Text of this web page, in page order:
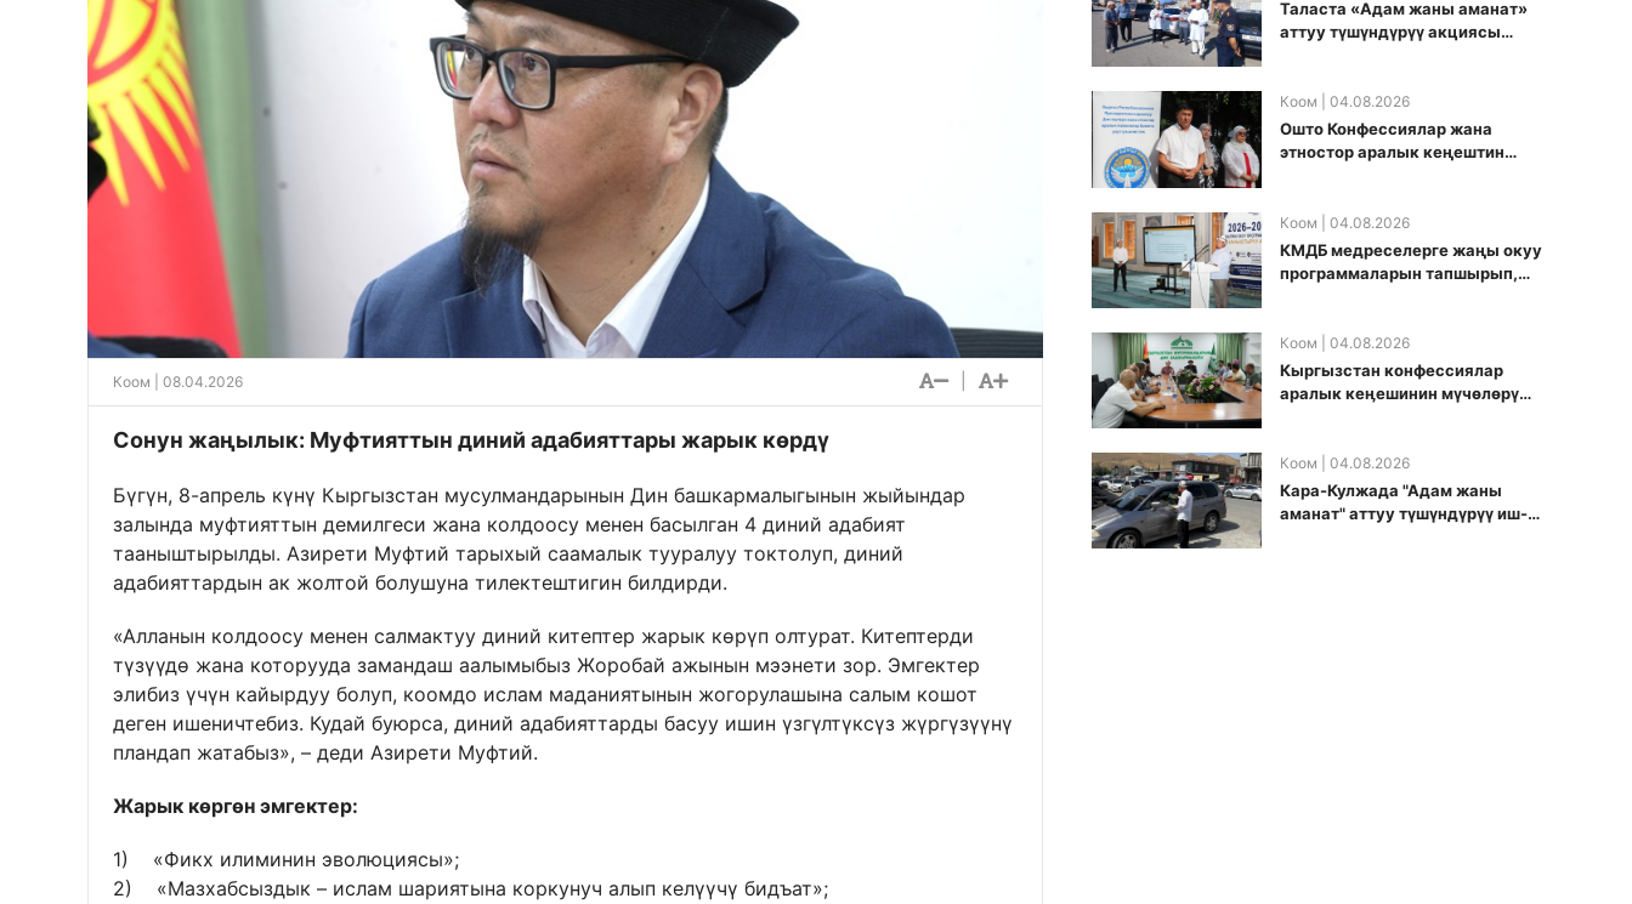
Коом | 08.04.2026
Сонун жаңылык: Муфтияттын диний адабияттары жарык көрдү
Бүгүн, 8-апрель күнү Кыргызстан мусулмандарынын Дин башкармалыгынын жыйындар
залында муфтияттын демилгеси жана колдоосу менен басылган 4 диний адабият
тааныштырылды. Азирети Муфтий тарыхый саамалык тууралуу токтолуп, диний
адабияттардын ак жолтой болушуна тилектештигин билдирди.
«Алланын колдоосу менен салмактуу диний китептер жарык көрүп олтурат. Китептерди
түзүүдө жана которууда замандаш аалымыбыз Жоробай ажынын мээнети зор. Эмгектер
элибиз үчүн кайырдуу болуп, коомдо ислам маданиятынын жогорулашына салым кошот
деген ишеничтебиз. Кудай буюрса, диний адабияттарды басуу ишин үзгүлтүксүз жүргүзүүнү
пландап жатабыз», – деди Азирети Муфтий.
Жарык көргөн эмгектер:
1) «Фикх илиминин эволюциясы»;
2) «Мазхабсыздык – ислам шариятына коркунуч алып келүүчү бидъат»;
Таласта «Адам жаны аманат»
аттуу түшүндүрүү акциясы
Коом | 04.08.2026
Ошто Конфессиялар жана
этностор аралык кеңештин
Коом | 04.08.2026
КМДБ медреселерге жаңы окуу
программаларын тапшырып,
киргизди
Коом | 04.08.2026
Кыргызстан конфессиялар
аралык кеӊешинин мүчөлөрү
Коом | 04.08.2026
Кара-Кулжада "Адам жаны
аманат" аттуу түшүндүрүү иш-